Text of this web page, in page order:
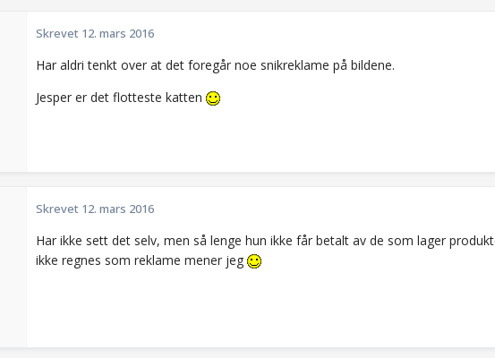
Skrevet 12. mars 2016
Har aldri tenkt over at det foregår noe snikreklame på bildene.
Jesper er det flotteste katten
Skrevet 12. mars 2016
Har ikke sett det selv, men så lenge hun ikke får betalt av de som lager
ikke regnes som reklame mener jeg